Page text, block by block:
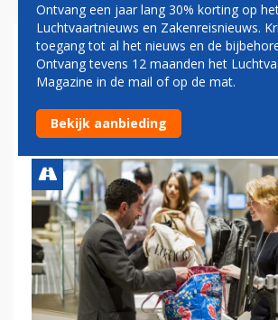
SCHIPHOL TREKT
DUIZEND NIEUWE
BEVEILIGERS AAN
Ontvang een jaar lang 30% korting op
Luchtvaartnieuws en Zakenreisnieuws.
toegang tot al het nieuws en de
Ontvang tevens 12 maanden het
Magazine in de mail of op de mat.
Bekijk aanbieding